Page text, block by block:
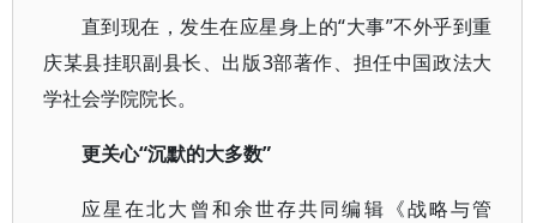
直到现在，发生在应星身上的“大事”不外乎到重
庆某县挂职副县长、出版3部著作、担任中国政法大
学社会学院院长。
更关心“沉默的大多数”
应星在北大曾和余世存共同编辑《战略与管